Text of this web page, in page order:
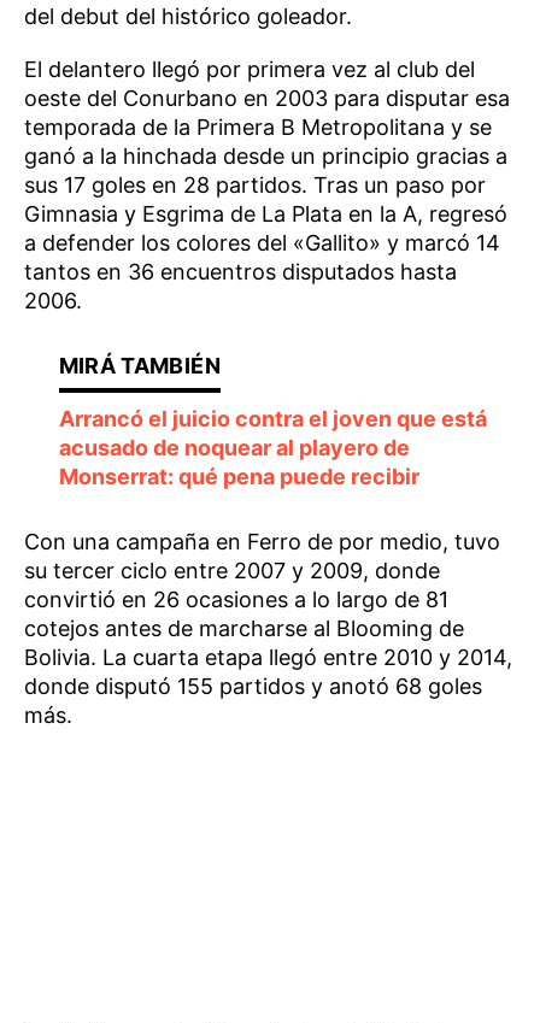
del debut del histórico goleador.
El delantero llegó por primera vez al club del
oeste del Conurbano en 2003 para disputar esa
temporada de la Primera B Metropolitana y se
ganó a la hinchada desde un principio gracias a
sus 17 goles en 28 partidos. Tras un paso por
Gimnasia y Esgrima de La Plata en la A, regresó
a defender los colores del «Gallito» y marcó 14
tantos en 36 encuentros disputados hasta
2006.
Arrancó el juicio contra el joven que está
acusado de noquear al playero de
Monserrat: qué pena puede recibir
Con una campaña en Ferro de por medio, tuvo
su tercer ciclo entre 2007 y 2009, donde
convirtió en 26 ocasiones a lo largo de 81
cotejos antes de marcharse al Blooming de
Bolivia. La cuarta etapa llegó entre 2010 y 2014,
donde disputó 155 partidos y anotó 68 goles
más.